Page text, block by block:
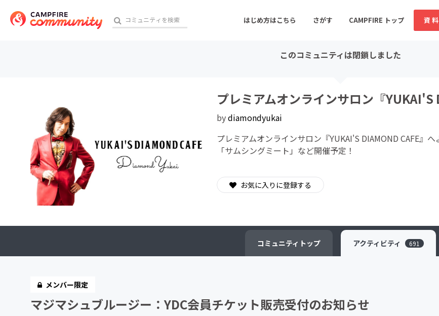
はじめ方はこちら さがす CAMPFIRE トップ 資
音楽
テクノロジー・ガジェット
ゲーム・サービス開発 フード・飲食店
映像・映画
ソーシャルグッド
CAMPFIRE for Social Good CAMPFIRE Creation
このコミュニティは閉鎖しました
プレミアムオンラインサロン『YUKAI'S
bydiamondyukai
プレミアムオンラインサロン『YUKAI'S DIAMOND CAFE』
「サムシングミート」など開催予定！
お気に入りに登録する
コミュニティ トップ アクティビティ 691
メンバー限定
マジマシュブルージー：YDC会員チケット販売受付のお知らせ